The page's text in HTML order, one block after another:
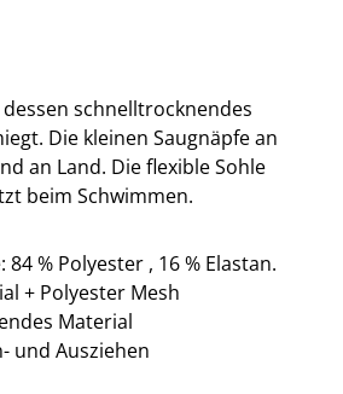
schnelltrocknendes
Die kleinen Saugnäpfe an
an Land. Die flexible Sohle
beim Schwimmen.
% Polyester , 16 % Elastan.
+ Polyester Mesh
Material
und Ausziehen